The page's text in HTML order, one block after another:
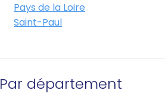
Pays de la Loire
Saint-Paul
Par département